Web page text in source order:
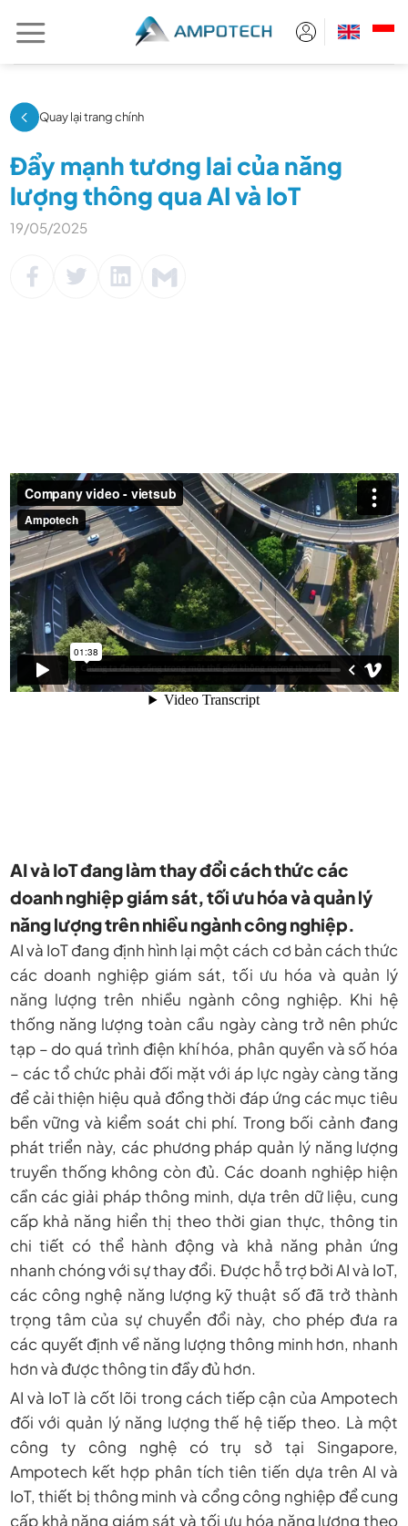
đến
Quay lại trang chính
Đẩy mạnh tương lai của năng
lượng thông qua AI và IoT
19/05/2025
AI và IoT đang làm thay đổi cách thức các
doanh nghiệp giám sát, tối ưu hóa và quản lý
năng lượng trên nhiều ngành công nghiệp.
AI và IoT đang định hình lại một cách cơ bản cách thức
các doanh nghiệp giám sát, tối ưu hóa và quản lý
năng lượng trên nhiều ngành công nghiệp. Khi hệ
thống năng lượng toàn cầu ngày càng trở nên phức
tạp – do quá trình điện khí hóa, phân quyền và số hóa
– các tổ chức phải đối mặt với áp lực ngày càng tăng
để cải thiện hiệu quả đồng thời đáp ứng các mục tiêu
bền vững và kiểm soát chi phí. Trong bối cảnh đang
phát triển này, các phương pháp quản lý năng lượng
truyền thống không còn đủ. Các doanh nghiệp hiện
cần các giải pháp thông minh, dựa trên dữ liệu, cung
cấp khả năng hiển thị theo thời gian thực, thông tin
chi tiết có thể hành động và khả năng phản ứng
nhanh chóng với sự thay đổi. Được hỗ trợ bởi AI và IoT,
các công nghệ năng lượng kỹ thuật số đã trở thành
trọng tâm của sự chuyển đổi này, cho phép đưa ra
các quyết định về năng lượng thông minh hơn, nhanh
hơn và được thông tin đầy đủ hơn.
AI và IoT là cốt lõi trong cách tiếp cận củaAmpotech
đối với quản lý năng lượng thế hệ tiếp theo. Là một
công ty công nghệ có trụ sở tại Singapore,
Ampotech kết hợp phân tích tiên tiến dựa trên AI và
IoT, thiết bị thông minh và cổng công nghiệp để cung
cấp khả năng giám sát và tối ưu hóa năng lượng theo